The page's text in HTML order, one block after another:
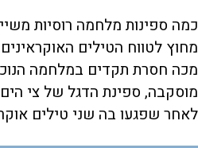
כמה ספינות מלחמה רוסיות
מחוץ לטווח הטילים
מכה חסרת תקדים במלחמה
מוסקבה, ספינת הדגל של צי
לאחר שפגעו בה שני טילים